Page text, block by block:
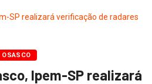
OSASCO
Ipem-SP realizará